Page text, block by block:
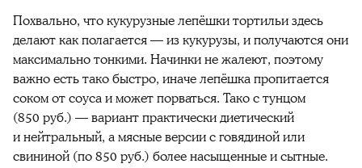
Похвально, что кукурузные лепёшки тортильи здесь
делают как полагается — из кукурузы, и получаются они
максимально тонкими. Начинки не жалеют, поэтому
важно есть тако быстро, иначе лепёшка пропитается
соком от соуса и может порваться. Тако с тунцом
(850 руб.) — вариант практически диетический
и нейтральный, а мясные версии с говядиной или
свининой (по 850 руб.) более насыщенные и сытные.